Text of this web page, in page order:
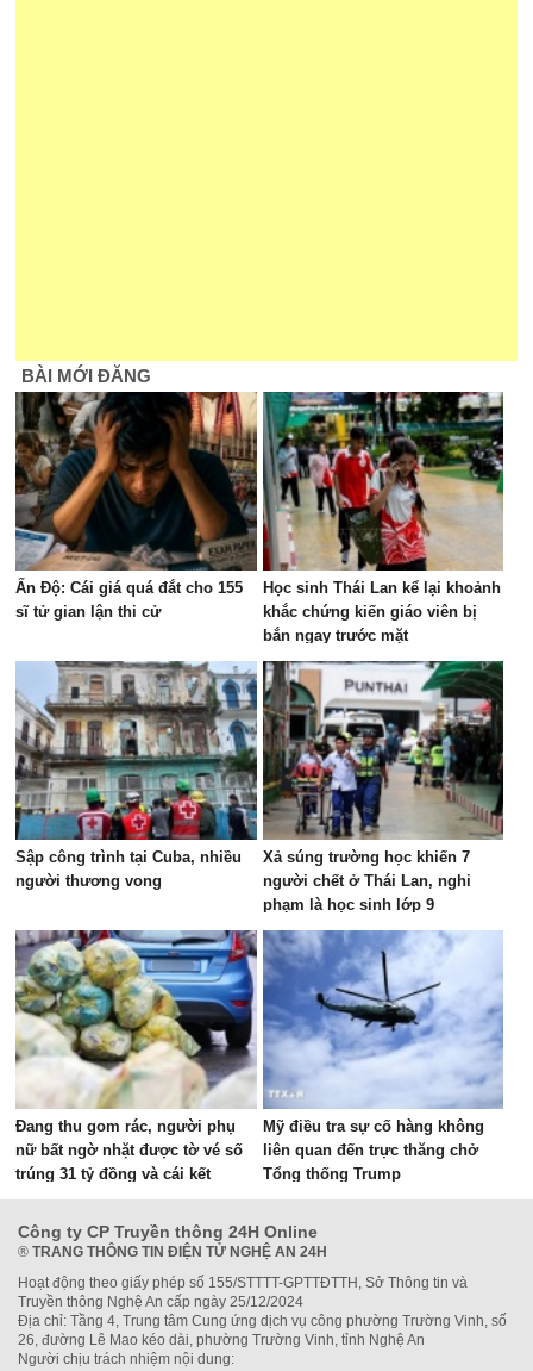
BÀI MỚI ĐĂNG
Ấn Độ: Cái giá quá đắt cho 155
sĩ tử gian lận thi cử
Học sinh Thái Lan kể lại khoảnh
khắc chứng kiến giáo viên bị
bắn ngay trước mặt
Sập công trình tại Cuba, nhiều
người thương vong
Xả súng trường học khiến 7
người chết ở Thái Lan, nghi
phạm là học sinh lớp 9
Đang thu gom rác, người phụ
nữ bất ngờ nhặt được tờ vé số
trúng 31 tỷ đồng và cái kết
Mỹ điều tra sự cố hàng không
liên quan đến trực thăng chở
Tổng thống Trump
Công ty CP Truyền thông 24H Online
® TRANG THÔNG TIN ĐIỆN TỬ NGHỆ AN 24H
Hoạt động theo giấy phép số 155/STTTT-GPTTĐTTH, Sở Thông tin và
Truyền thông Nghệ An cấp ngày 25/12/2024
Địa chỉ: Tầng 4, Trung tâm Cung ứng dịch vụ công phường Trường Vinh, số
26, đường Lê Mao kéo dài, phường Trường Vinh, tỉnh Nghệ An
Người chịu trách nhiệm nội dung: